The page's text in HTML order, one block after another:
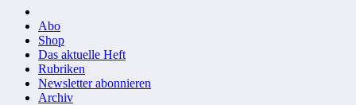
Abo
Shop
Das aktuelle Heft
Rubriken
Newsletter abonnieren
Archiv